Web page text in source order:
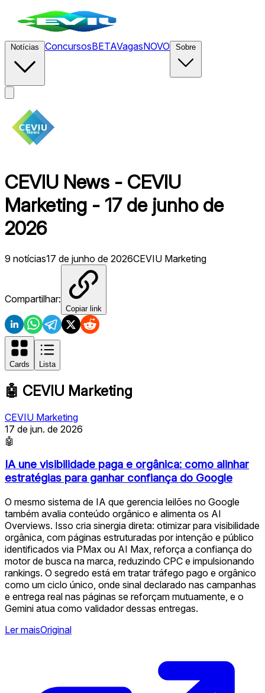
ConcursosBETAVagasNOVO
CEVIU News - CEVIU
Marketing - 17 de junho de
2026
9 notícias17 de junho de 2026CEVIU Marketing
Compartilhar:
Copiar link
Cards Lista
🤖 CEVIU Marketing
CEVIU Marketing
17 de jun. de 2026
🤖
IA une visibilidade paga e orgânica: como alinhar
estratégias para ganhar confiança do Google
O mesmo sistema de IA que gerencia leilões no Google
também avalia conteúdo orgânico e alimenta os AI
Overviews. Isso cria sinergia direta: otimizar para visibilidade
orgânica, com páginas estruturadas por intenção e público
identificados via PMax ou AI Max, reforça a confiança do
motor de busca na marca, reduzindo CPC e impulsionando
rankings. O segredo está em tratar tráfego pago e orgânico
como um ciclo único, onde sinal declarado nas campanhas
e entrega real nas páginas se reforçam mutuamente, e o
Gemini atua como validador dessas entregas.
Ler maisOriginal